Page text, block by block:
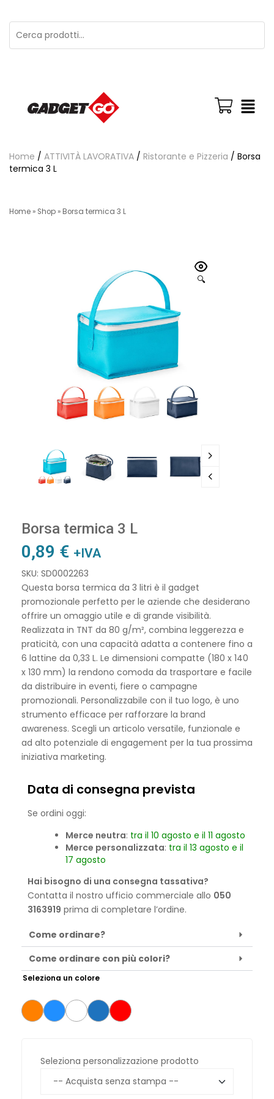
Home / ATTIVITÀ LAVORATIVA / Ristorante e Pizzeria / Borsa
termica 3 L
Home » Shop » Borsa termica 3 L
🔍
Borsa termica 3 L
0,89 € +IVA
SKU: SD0002263
Questa borsa termica da 3 litri è il gadget
promozionale perfetto per le aziende che desiderano
offrire un omaggio utile e di grande visibilità.
Realizzata in TNT da 80 g/m², combina leggerezza e
praticità, con una capacità adatta a contenere fino a
6 lattine da 0,33 L. Le dimensioni compatte (180 x 140
x 130 mm) la rendono comoda da trasportare e facile
da distribuire in eventi, fiere o campagne
promozionali. Personalizzabile con il tuo logo, è uno
strumento efficace per rafforzare la brand
awareness. Scegli un articolo versatile, funzionale e
ad alto potenziale di engagement per la tua prossima
iniziativa marketing.
Data di consegna prevista
Se ordini oggi:
Merce neutra: tra il 10 agosto e il 11 agosto
Merce personalizzata: tra il 13 agosto e il
17 agosto
Hai bisogno di una consegna tassativa?
Contatta il nostro ufficio commerciale allo 050
3163919 prima di completare l’ordine.
Come ordinare?
Come ordinare con più colori?
Seleziona un colore
Seleziona personalizzazione prodotto